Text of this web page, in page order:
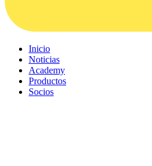
Inicio
Noticias
Academy
Productos
Socios